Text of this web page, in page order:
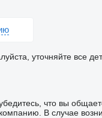
уточняйте все
что вы
В случае